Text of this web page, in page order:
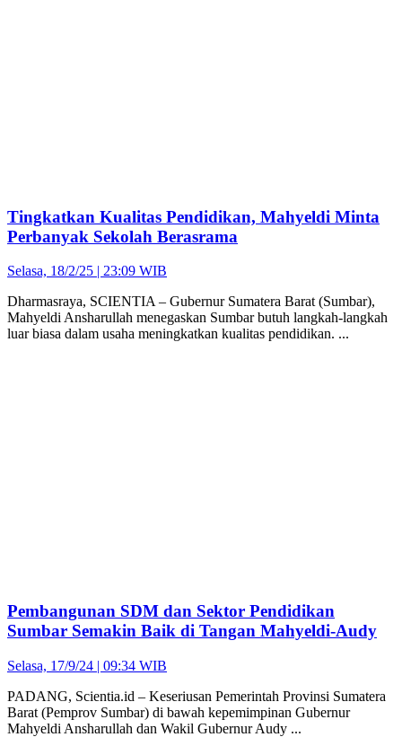
Tingkatkan Kualitas Pendidikan, Mahyeldi Minta
Perbanyak Sekolah Berasrama
Selasa, 18/2/25 | 23:09 WIB
Dharmasraya, SCIENTIA – Gubernur Sumatera Barat (Sumbar),
Mahyeldi Ansharullah menegaskan Sumbar butuh langkah-langkah
luar biasa dalam usaha meningkatkan kualitas pendidikan. ...
Pembangunan SDM dan Sektor Pendidikan
Sumbar Semakin Baik di Tangan Mahyeldi-Audy
Selasa, 17/9/24 | 09:34 WIB
PADANG, Scientia.id – Keseriusan Pemerintah Provinsi Sumatera
Barat (Pemprov Sumbar) di bawah kepemimpinan Gubernur
Mahyeldi Ansharullah dan Wakil Gubernur Audy ...